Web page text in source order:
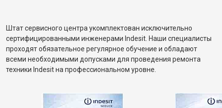
Штат сервисного центра укомплектован исключительно
сертифицированными инженерами Indesit. Наши специалисты
проходят обязательное регулярное обучение и обладают
всеми необходимыми допусками для проведения ремонта
техники Indesit на профессиональном уровне.